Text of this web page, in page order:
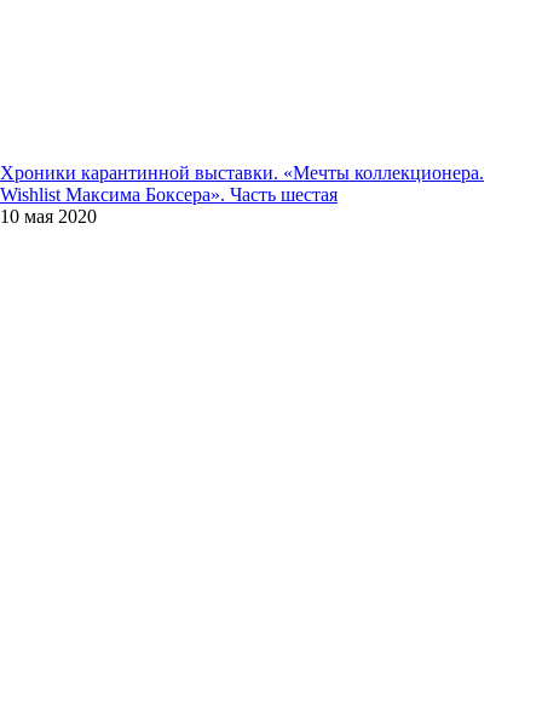
Хроники карантинной выставки. «Мечты коллекционера.
Wishlist Максима Боксера». Часть шестая
10 мая 2020